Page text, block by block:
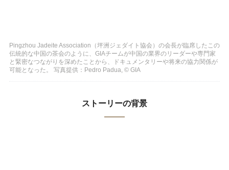
Pingzhou Jadeite Association（坪洲ジェダイト協会）の会長が臨席したこの
伝統的な中国の茶会のように、GIAチームが中国の業界のリーダーや専門家
と緊密なつながりを深めたことから、ドキュメンタリーや将来の協力関係が
可能となった。 写真提供：Pedro Padua, © GIA
ストーリーの背景